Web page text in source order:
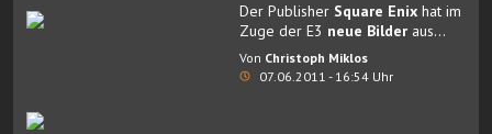
Der Publisher Square Enix hat im
Zuge der E3 neue Bilder aus
Deus Ex: Human Revolution
veröffentlicht.
Von Christoph Miklos
07.06.2011 - 16:54 Uhr